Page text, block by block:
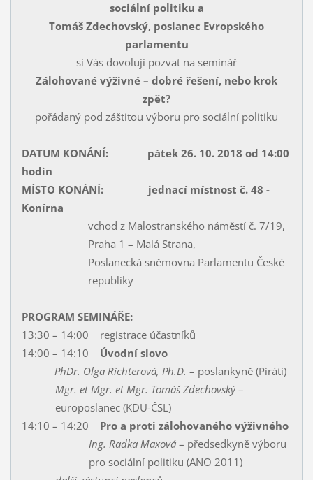
sociální politiku a
Tomáš Zdechovský, poslanec Evropského
parlamentu
si Vás dovolují pozvat na seminář
Zálohované výživné – dobré řešení, nebo krok
zpět?
pořádaný pod záštitou výboru pro sociální politiku
DATUM KONÁNÍ: pátek 26. 10. 2018 od 14:00
hodin
MÍSTO KONÁNÍ: jednací místnost č. 48 -
Konírna
vchod z Malostranského náměstí č. 7/19,
Praha 1 – Malá Strana,
Poslanecká sněmovna Parlamentu České
republiky
PROGRAM SEMINÁŘE:
13:30 – 14:00 registrace účastníků
14:00 – 14:10 Úvodní slovo
PhDr. Olga Richterová, Ph.D. – poslankyně (Piráti)
Mgr. et Mgr. et Mgr. Tomáš Zdechovský–
europoslanec (KDU-ČSL)
14:10 – 14:20 Pro a proti zálohovaného výživného
Ing. Radka Maxová– předsedkyně výboru
pro sociální politiku (ANO 2011)